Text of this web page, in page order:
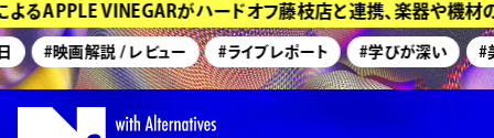
るAPPLE VINEGARがハードオフ藤枝店と連携、楽器や機材
#映画解説 / レビュー #ライブレポート #学びが深い #美